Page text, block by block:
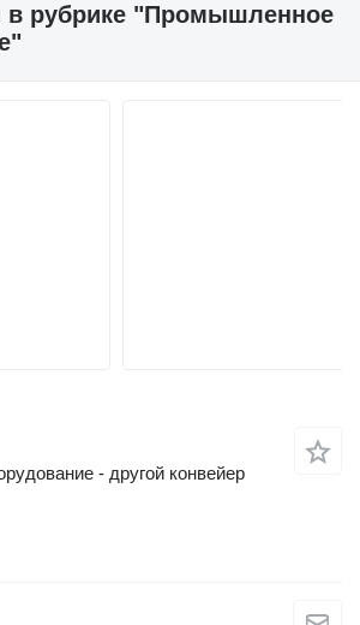
в рубрике "Промышленное
- другой конвейер